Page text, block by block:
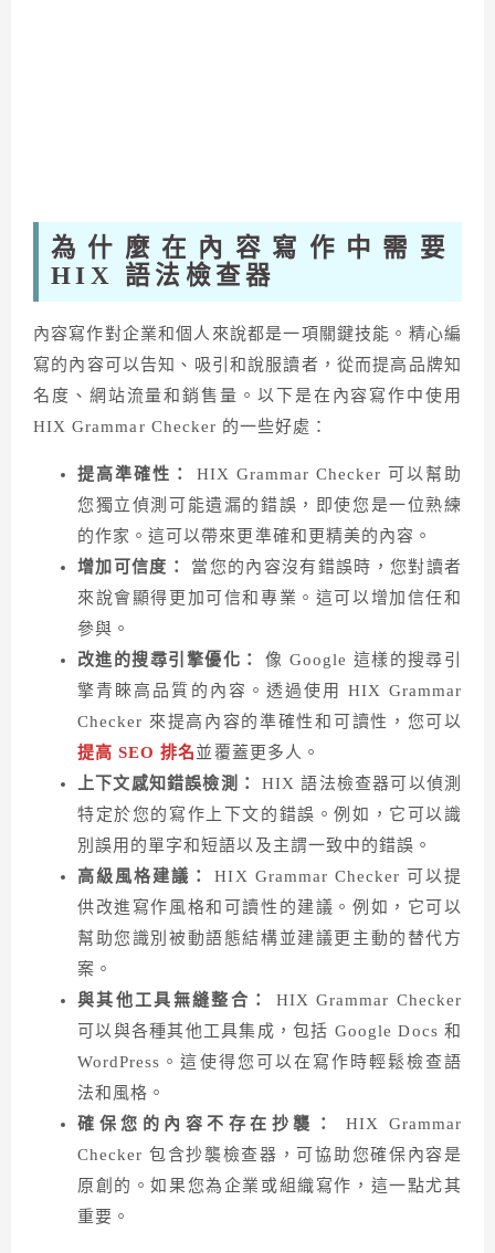
為什麼在內容寫作中需要
HIX 語法檢查器
內容寫作對企業和個人來說​​都是一項關鍵技能。精心編
寫的內容可以告知、吸引和說服讀者，從而提高品牌知
名度、網站流量和銷售量。以下是在內容寫作中使用
HIX Grammar Checker 的一些好處：
提高準確性：
HIX Grammar Checker 可以幫助
您獨立偵測可能遺漏的錯誤，即使您是一位熟練
的作家。這可以帶來更準確和更精美的內容。
增加可信度：
當您的內容沒有錯誤時，您對讀者
來說會顯得更加可信和專業。這可以增加信任和
參與。
改進的搜尋引擎優化：
像 Google 這樣的搜尋引
擎青睞高品質的內容。透過使用 HIX Grammar
Checker 來提高內容的準確性和可讀性，您可以
提高 SEO 排名並覆蓋更多人。
上下文感知錯誤檢測：
HIX 語法檢查器可以偵測
特定於您的寫作上下文的錯誤。例如，它可以識
別誤用的單字和短語以及主謂一致中的錯誤。
高級風格建議：
HIX Grammar Checker 可以提
供改進寫作風格和可讀性的建議。例如，它可以
幫助您識別被動語態結構並建議更主動的替代方
案。
與其他工具無縫整合：
HIX Grammar Checker
可以與各種其他工具集成，包括 Google Docs 和
WordPress。這使得您可以在寫作時輕鬆檢查語
法和風格。
確保您的內容不存在抄襲：
HIX Grammar
Checker 包含抄襲檢查器，可協助您確保內容是
原創的。如果您為企業或組織寫作，這一點尤其
重要。